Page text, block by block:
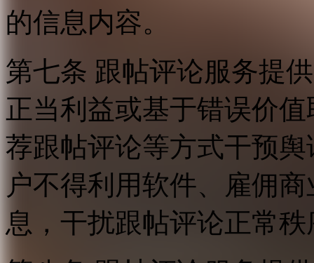
的信息内容。
第七条 跟帖评论服务提
正当利益或基于错误价
荐跟帖评论等方式干预
户不得利用软件、雇佣
息，干扰跟帖评论正常